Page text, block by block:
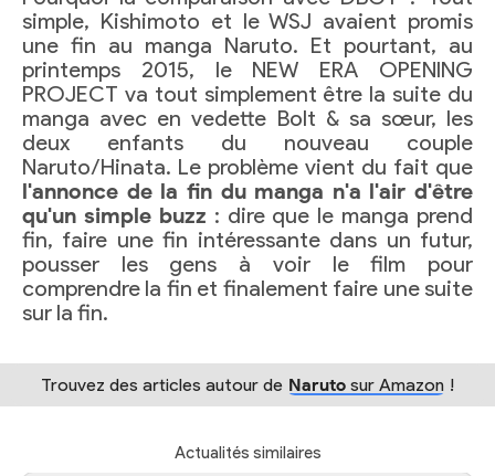
simple, Kishimoto et le WSJ avaient promis
une fin au manga Naruto. Et pourtant, au
printemps 2015, le NEW ERA OPENING
PROJECT va tout simplement être la suite du
manga avec en vedette Bolt & sa sœur, les
deux enfants du nouveau couple
Naruto/Hinata. Le problème vient du fait que
l'annonce de la fin du manga n'a l'air d'être
qu'un simple buzz : dire que le manga prend
fin, faire une fin intéressante dans un futur,
pousser les gens à voir le film pour
comprendre la fin et finalement faire une suite
sur la fin.
Trouvez des articles autour de Naruto sur Amazon !
Actualités similaires